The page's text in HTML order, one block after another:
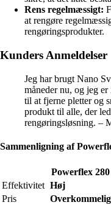
Rens regelmæssigt:
at rengøre
rengøringsprodukter.
Kunders Anmeldelser
Jeg har brugt Nano
måneder nu, og jeg
til at fjerne pletter og
produkt til alle, der
rengøringsløsning. –
Sammenligning af
Powerflex 280
Effektivitet Høj
Pris
Overkommelig